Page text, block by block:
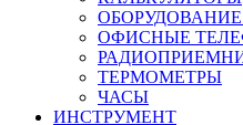
ОБОРУДОВАНИЕ
ОФИСНЫЕ
ТЕРМОМЕТРЫ
ЧАСЫ
ИНСТРУМЕНТ